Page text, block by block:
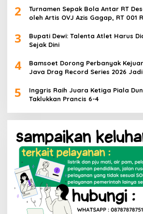
2
Turnamen Sepak Bola Antar RT
oleh Artis OVJ Azis Gagap, RT 001
3
Bupati Dewi: Talenta Atlet Harus
Sejak Dini
4
Bamsoet Dorong Perbanyak
Java Drag Record Series 2026
5
Inggris Raih Juara Ketiga Piala
Taklukkan Prancis 6-4